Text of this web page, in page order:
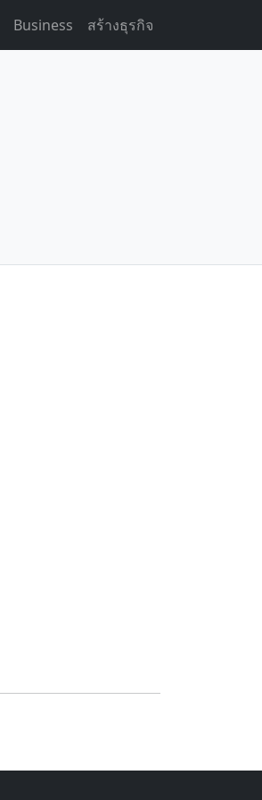
Business สร้างธุรกิจ